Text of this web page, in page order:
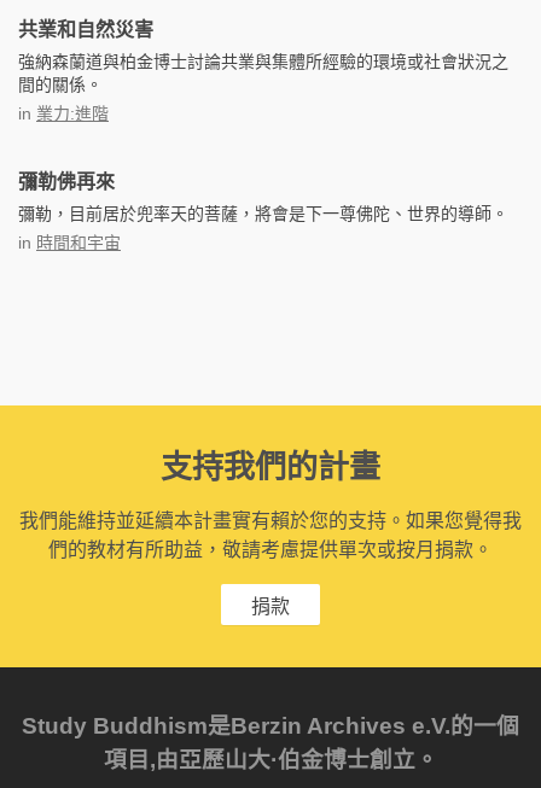
共業和自然災害
強納森蘭道與柏金博士討論共業與集體所經驗的環境或社會狀況之
間的關係。
in 業力:進階
彌勒佛再來
彌勒，目前居於兜率天的菩薩，將會是下一尊佛陀、世界的導師。
in 時間和宇宙
支持我們的計畫
我們能維持並延續本計畫實有賴於您的支持。如果您覺得我
們的教材有所助益，敬請考慮提供單次或按月捐款。
捐款
Study Buddhism是Berzin Archives e.V.的一個
項目,由亞歷山大·伯金博士創立。